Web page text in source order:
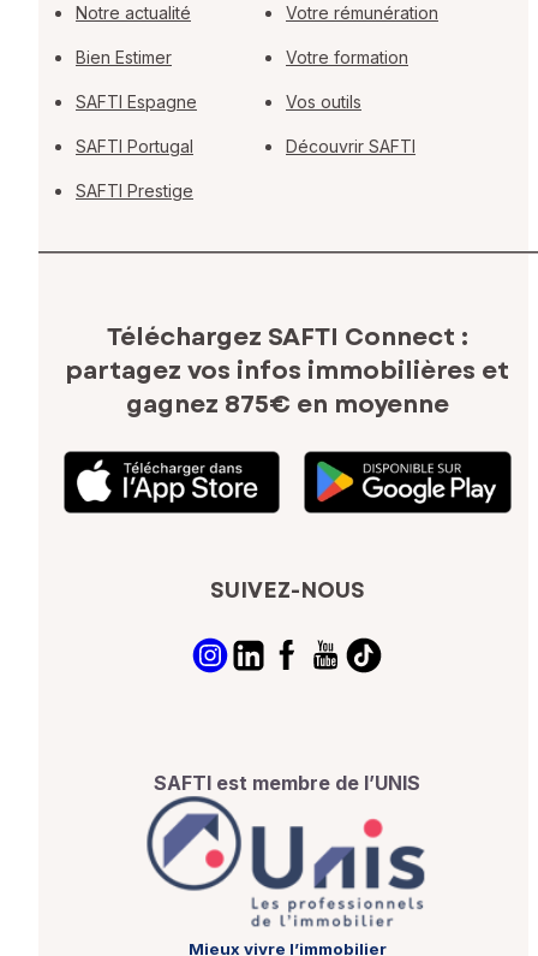
Notre actualité
Bien Estimer
SAFTI Espagne
SAFTI Portugal
SAFTI Prestige
Votre rémunération
Votre formation
Vos outils
Découvrir SAFTI
Téléchargez SAFTI Connect :
partagez vos infos immobilières et
gagnez 875€ en moyenne
SUIVEZ-NOUS
SAFTI est membre de l’UNIS
Mieux vivre l’immobilier